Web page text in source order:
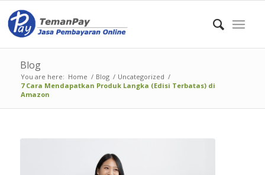
Blog
You are here: Home / Blog / Uncategorized /
7 Cara Mendapatkan Produk Langka (Edisi Terbatas) di
Amazon